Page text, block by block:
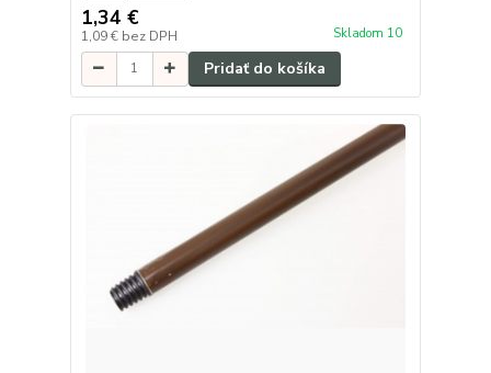
1,34 €
1,09 € bez DPH Skladom 10
Pridať do košíka